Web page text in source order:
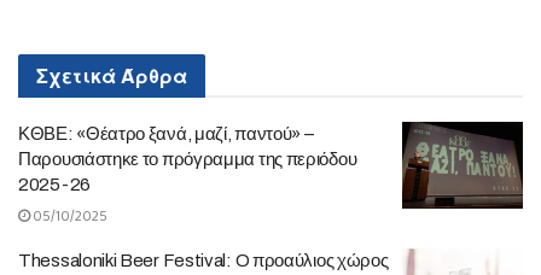
ΣχετικάΆρθρα
ΚΘΒΕ: «Θέατρο ξανά, μαζί, παντού» –
Παρουσιάστηκε το πρόγραμμα της περιόδου
2025-26
05/10/2025
Thessaloniki Beer Festival: O προαύλιος χώρος